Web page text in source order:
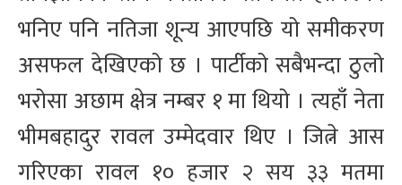
भनिए पनि नतिजा शून्य आएपछि यो समीकरण
असफल देखिएको छ । पार्टीको सबैभन्दा ठुलो
भरोसा अछाम क्षेत्र नम्बर १ मा थियो । त्यहाँ नेता
भीमबहादुर रावल उम्मेदवार थिए । जित्ने आस
गरिएका रावल १० हजार २ सय ३३ मतमा